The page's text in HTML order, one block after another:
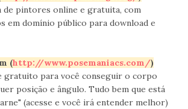
de pintores online e gratuita, com
em domínio público para download e
(http://www.posemaniacs.com/)
gratuito para você conseguir o corpo
posição e ângulo. Tudo bem que está
(acesse e você irá entender melhor)